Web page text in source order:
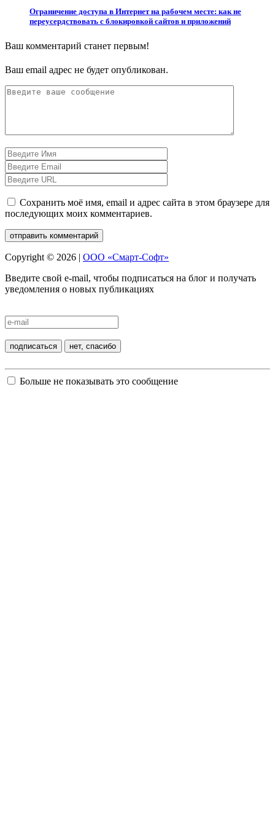
Ограничение доступа в Интернет на рабочем месте: как не
переусердствовать с блокировкой сайтов и приложений
Ваш комментарий станет первым!
Ваш email адрес не будет опубликован.
Сохранить моё имя, email и адрес сайта в этом браузере для
последующих моих комментариев.
Copyright © 2026 | ООО «Смарт-Софт»
Введите свой e-mail, чтобы подписаться на блог и получать
уведомления о новых публикациях
Больше не показывать это сообщение